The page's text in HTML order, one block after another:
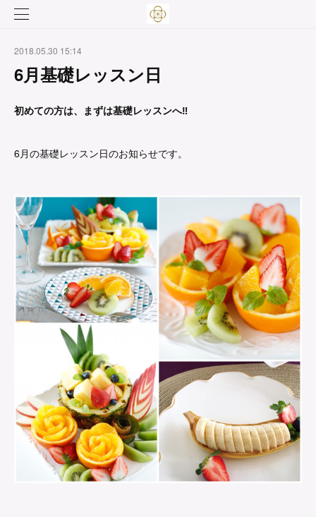
2018.05.30 15:14
6月基礎レッスン日
初めての方は、まずは基礎レッスンへ‼︎
6月の基礎レッスン日のお知らせです。